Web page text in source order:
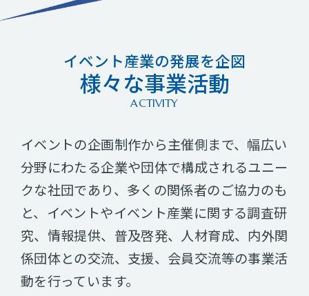
イベント産業の発展を企図
様々な事業活動
ACTIVITY
イベントの企画制作から主催側まで、幅広い
分野にわたる企業や団体で構成されるユニー
クな社団であり、多くの関係者のご協力のも
と、イベントやイベント産業に関する調査研
究、情報提供、普及啓発、人材育成、内外関
係団体との交流、支援、会員交流等の事業活
動を行っています。